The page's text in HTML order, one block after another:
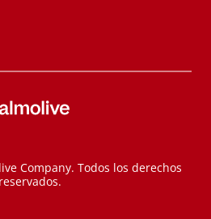
Company. Todos los derechos
reservados.